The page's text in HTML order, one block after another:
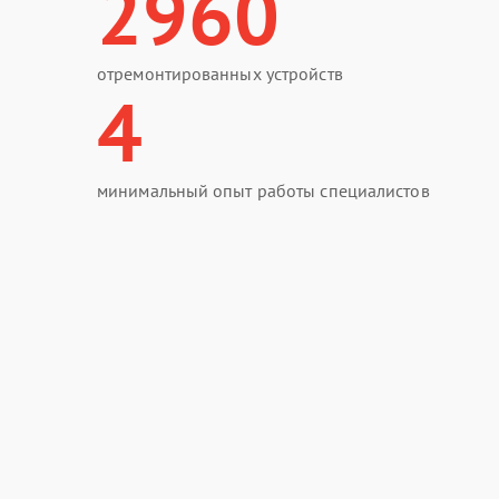
отремонтированных устройств
4
минимальный опыт работы специалистов